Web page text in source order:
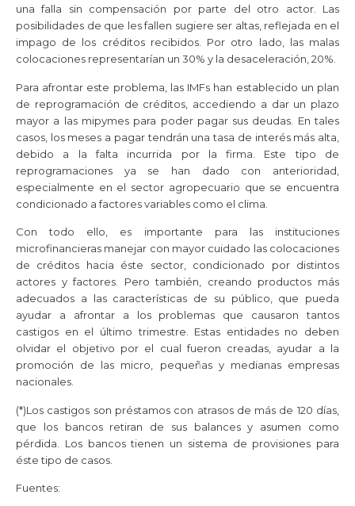
una falla sin compensación por parte del otro actor. Las
posibilidades de que les fallen sugiere ser altas, reflejada en el
impago de los créditos recibidos. Por otro lado, las malas
colocaciones representarían un 30% y la desaceleración, 20%.
Para afrontar este problema, las IMFs han establecido un plan
de reprogramación de créditos, accediendo a dar un plazo
mayor a las mipymes para poder pagar sus deudas. En tales
casos, los meses a pagar tendrán una tasa de interés más alta,
debido a la falta incurrida por la firma. Este tipo de
reprogramaciones ya se han dado con anterioridad,
especialmente en el sector agropecuario que se encuentra
condicionado a factores variables como el clima.
Con todo ello, es importante para las instituciones
microfinancieras manejar con mayor cuidado las colocaciones
de créditos hacia éste sector, condicionado por distintos
actores y factores. Pero también, creando productos más
adecuados a las características de su público, que pueda
ayudar a afrontar a los problemas que causaron tantos
castigos en el último trimestre. Estas entidades no deben
olvidar el objetivo por el cual fueron creadas, ayudar a la
promoción de las micro, pequeñas y medianas empresas
nacionales.
(*)Los castigos son préstamos con atrasos de más de 120 días,
que los bancos retiran de sus balances y asumen como
pérdida. Los bancos tienen un sistema de provisiones para
éste tipo de casos.
Fuentes: